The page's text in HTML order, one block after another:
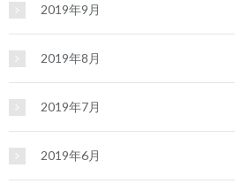
2019年9月
2019年8月
2019年7月
2019年6月